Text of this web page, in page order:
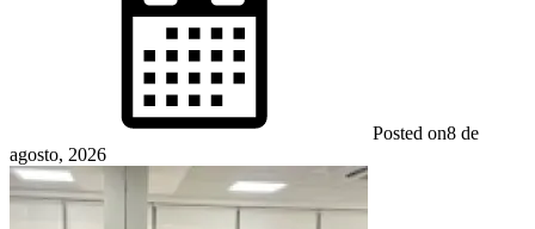
Posted on8 de
agosto, 2026